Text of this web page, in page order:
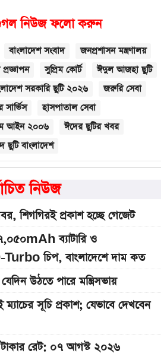
নিউজ ফলো করুন
বাংলাদেশ সংবাদ
জনপ্রশাসন মন্ত্রণালয়
সুপ্রিম কোর্ট
ঈদুল আজহা ছুটি
সরকারি ছুটি ২০২৬
জরুরি সেবা
সার্ভিস
হাসপাতাল সেবা
আইন ২০০৬
ঈদের ছুটির খবর
ছুটি বাংলাদেশ
নিউজ
শিগগিরই প্রকাশ হচ্ছে গেজেট
ব্যাটারি ও
চিপ, বাংলাদেশে দাম কত
উঠতে পারে মন্ত্রিসভায়
ম্যাচের সূচি প্রকাশ; যেভাবে দেখবেন
রেট: ০৭ আগস্ট ২০২৬